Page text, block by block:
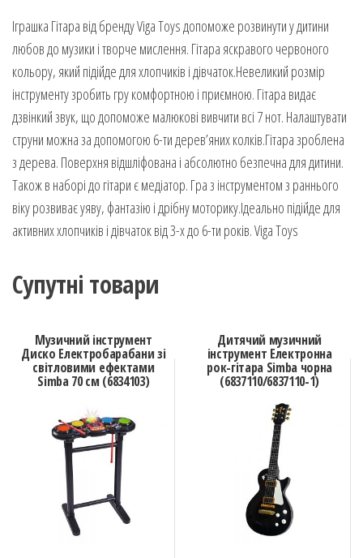
Іграшка Гітара від бренду Viga Toys допоможе розвинути у дитини
любов до музики і творче мислення. Гітара яскравого червоного
кольору, який підійде для хлопчиків і дівчаток.Невеликий розмір
інструменту зробить гру комфортною і приємною. Гітара видає
дзвінкий звук, що допоможе малюкові вивчити всі 7 нот. Налаштувати
струни можна за допомогою 6-ти дерев’яних колків.Гітара зроблена
з дерева. Поверхня відшліфована і абсолютно безпечна для дитини.
Також в наборі до гітари є медіатор. Гра з інструментом з раннього
віку розвиває уяву, фантазію і дрібну моторику.Ідеально підійде для
активних хлопчиків і дівчаток від 3-х до 6-ти років. Viga Toys
Супутні товари
Музичний інструмент
Диско Електробарабани зі
світловими ефектами
Simba 70 см (6834103)
Дитячий музичний
інструмент Електронна
рок-гітара Simba чорна
(6837110/6837110-1)